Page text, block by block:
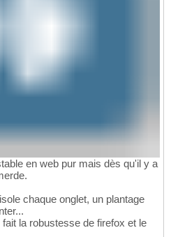
en web pur mais dès qu'il y a
chaque onglet, un plantage
la robustesse de firefox et le